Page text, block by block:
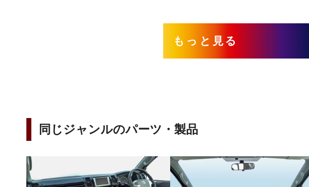
もっと見る
同じジャンルのパーツ・製品